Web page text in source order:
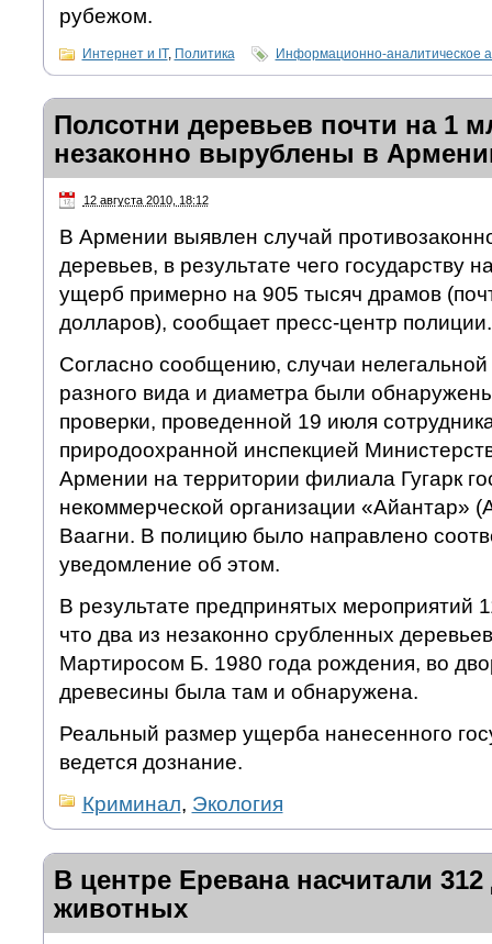
рубежом.
Интернет и IT, Политика Информационно-аналитическое
Полсотни деревьев почти на 1
незаконно вырублены в
12 августа 2010, 18:12
В Армении выявлен случай
деревьев, в результате чего государству
ущерб примерно на 905 тысяч драмов
долларов), сообщает пресс-центр полиции.
Согласно сообщению, случаи
разного вида и диаметра были
проверки, проведенной 19 июля
природоохранной инспекцией
Армении на территории филиала Гугарк
некоммерческой организации «Айантар»
Ваагни. В полицию было направлено
уведомление об этом.
В результате предпринятых мероприятий
что два из незаконно срубленных
Мартиросом Б. 1980 года рождения, во
древесины была там и обнаружена.
Реальный размер ущерба нанесенного
ведется дознание.
Криминал, Экология
В центре Еревана насчитали
животных